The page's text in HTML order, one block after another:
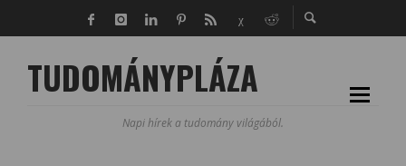
TUDOMÁNYPLÁZA
Napi hírek a tudomány világából.